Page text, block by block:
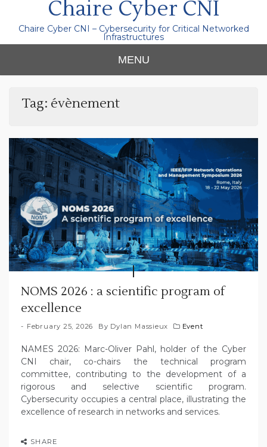
Chaire Cyber CNI
Chaire Cyber CNI – Cybersecurity for Critical Networked
Infrastructures
MENU
Tag: évènement
NOMS 2026 : a scientific program of
excellence
February 25, 2026 By Dylan Massieux Event
NAMES 2026: Marc-Oliver Pahl, holder of the Cyber
CNI chair, co-chairs the technical program
committee, contributing to the development of a
rigorous and selective scientific program.
Cybersecurity occupies a central place, illustrating the
excellence of research in networks and services.
SHARE